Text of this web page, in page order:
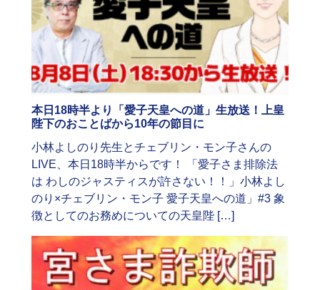
本日18時半より「愛子天皇への道」生放送！上皇
陛下のおことばから10年の節目に
小林よしのり先生とチェブリン・モン子さんの
LIVE、本日18時半からです！ 「愛子さま排除法
は わしのジャスティスが許さない！！」小林よし
のり×チェブリン・モン子 愛子天皇への道」#3 象
徴としてのお務めについての天皇陛 […]